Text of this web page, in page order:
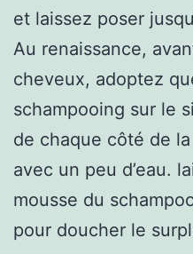
et laissez poser
Au renaissance,
cheveux, adoptez
schampooing sur le
de chaque côté de
avec un peu d’eau.
mousse du
pour doucher le